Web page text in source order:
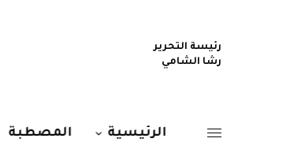
رئيسة التحرير
رشا الشامي
الرئيسية المصطبة